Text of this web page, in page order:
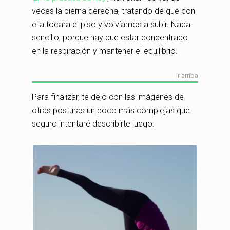
veces la pierna derecha, tratando de que con
ella tocara el piso y volvíamos a subir. Nada
sencillo, porque hay que estar concentrado
en la respiración y mantener el equilibrio.
Ir arriba
Para finalizar, te dejo con las imágenes de
otras posturas un poco más complejas que
seguro intentaré describirte luego: